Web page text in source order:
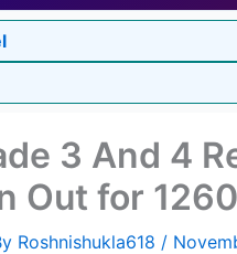
3 And 4
Out for
Roshnishukla618 /